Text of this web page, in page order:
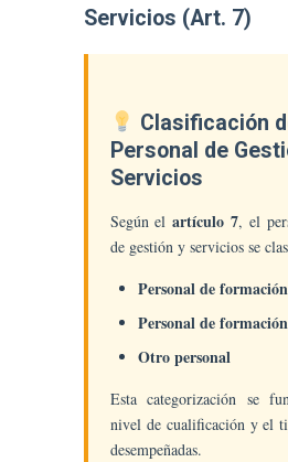
Servicios (Art. 7)
Clasificación
Personal de
Servicios
Según elartículo 7, el
de gestión y servicios se
Personal de
Personal de
Otro personal
Esta categorización se
nivel de cualificación y el
desempeñadas.